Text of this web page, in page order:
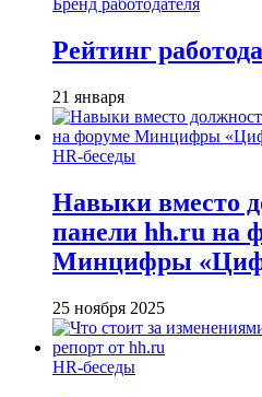
Бренд работодателя
Рейтинг
21 января
HR-беседы
Навыки вместо
панели hh.ru на
Минцифры
25 ноября 2025
HR-беседы